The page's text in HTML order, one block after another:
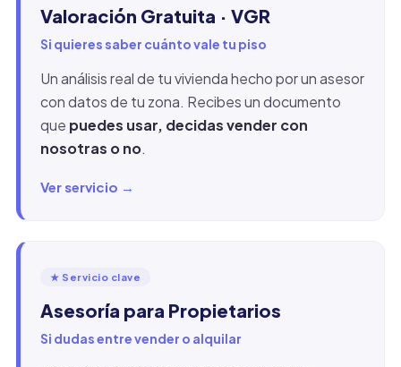
Valoración Gratuita · VGR
Si quieres saber cuánto vale tu piso
Un análisis real de tu vivienda hecho por un asesor
con datos de tu zona. Recibes un documento
que puedes usar, decidas vender con
nosotras o no.
Ver servicio →
★ Servicio clave
Asesoría para Propietarios
Si dudas entre vender o alquilar